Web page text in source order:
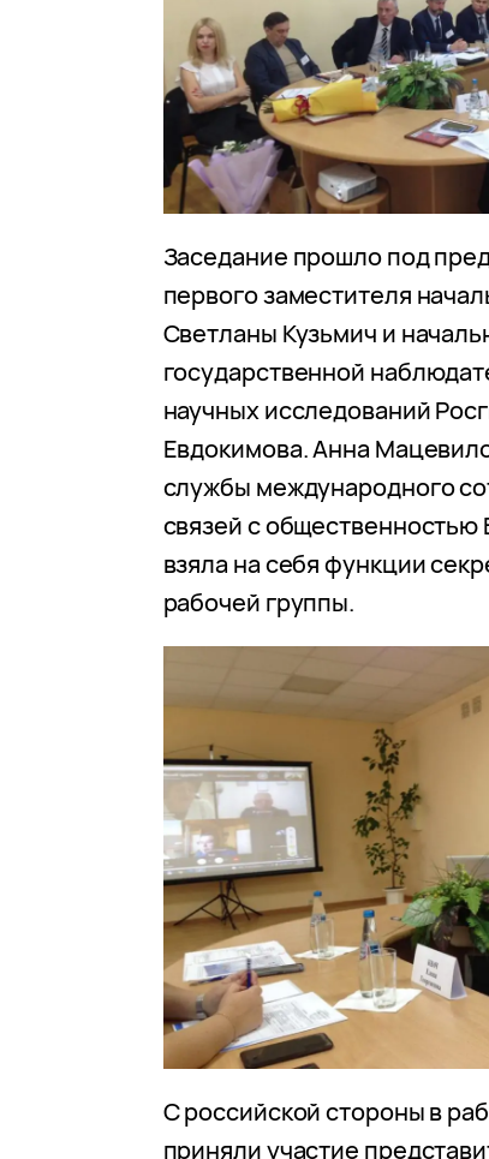
Заседание прошло под
первого заместителя
Светланы Кузьмич и
государственной
научных исследований
Евдокимова. Анна
службы международного
связей с общественностью
взяла на себя функции
рабочей группы.
С российской стороны в
приняли участие